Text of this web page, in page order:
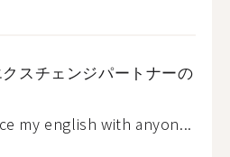
スチェンジパートナーの
my english with anyon...